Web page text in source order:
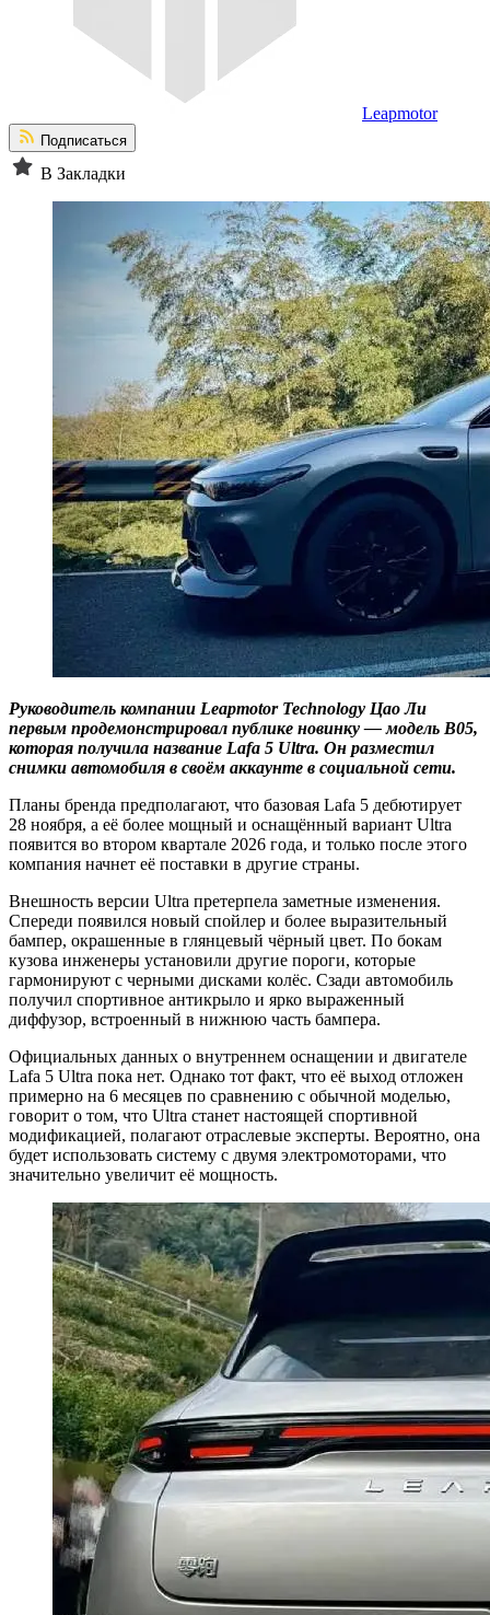
Leapmotor
Подписаться
В Закладки
Руководитель компании Leapmotor Technology Цао Ли
первым продемонстрировал публике новинку — модель B05,
которая получила название Lafa 5 Ultra. Он разместил
снимки автомобиля в своём аккаунте в социальной сети.
Планы бренда предполагают, что базовая Lafa 5 дебютирует
28 ноября, а её более мощный и оснащённый вариант Ultra
появится во втором квартале 2026 года, и только после этого
компания начнет её поставки в другие страны.
Внешность версии Ultra претерпела заметные изменения.
Спереди появился новый спойлер и более выразительный
бампер, окрашенные в глянцевый чёрный цвет. По бокам
кузова инженеры установили другие пороги, которые
гармонируют с черными дисками колёс. Сзади автомобиль
получил спортивное антикрыло и ярко выраженный
диффузор, встроенный в нижнюю часть бампера.
Официальных данных о внутреннем оснащении и двигателе
Lafa 5 Ultra пока нет. Однако тот факт, что её выход отложен
примерно на 6 месяцев по сравнению с обычной моделью,
говорит о том, что Ultra станет настоящей спортивной
модификацией, полагают отраслевые эксперты. Вероятно, она
будет использовать систему с двумя электромоторами, что
значительно увеличит её мощность.